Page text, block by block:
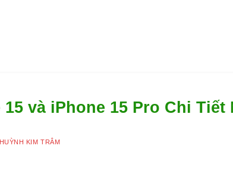
và iPhone 15 Pro Chi Tiết
KIM TRÂM